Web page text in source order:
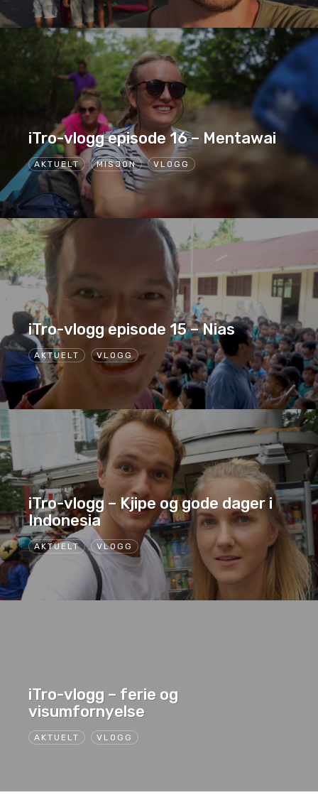
AKTUELT MISJON VLOGG
iTro-vlogg episode 16 – Mentawai
AKTUELT VLOGG
iTro-vlogg episode 15 – Nias
AKTUELT VLOGG
iTro-vlogg – Kjipe og gode dager i
Indonesia
AKTUELT VLOGG
iTro-vlogg – ferie og
visumfornyelse